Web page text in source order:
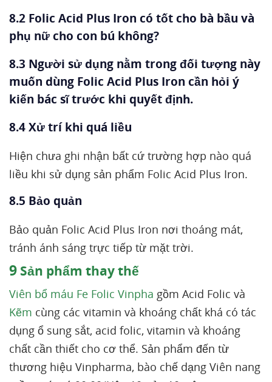
8.2 Folic Acid Plus Iron có tốt cho bà bầu và
phụ nữ cho con bú không?
8.3 Người sử dụng nằm trong đối tượng này
muốn dùng Folic Acid Plus Iron cần hỏi ý
kiến bác sĩ trước khi quyết định.
8.4 Xử trí khi quá liều
Hiện chưa ghi nhận bất cứ trường hợp nào quá
liều khi sử dụng sản phẩm Folic Acid Plus Iron.
8.5 Bảo quản
Bảo quản Folic Acid Plus Iron nơi thoáng mát,
tránh ánh sáng trực tiếp từ mặt trời.
9 Sản phẩm thay thế
Viên bổ máu Fe Folic Vinpha gồm Acid Folic và
Kẽm cùng các vitamin và khoáng chất khá có tác
dụng ổ sung sắt, acid folic, vitamin và khoáng
chất cần thiết cho cơ thể. Sản phẩm đến từ
thương hiệu Vinpharma, bào chế dạng Viên nang